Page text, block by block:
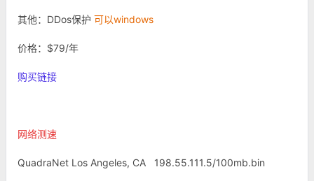
其他：DDos保护 可以windows
价格：$79/年
购买链接
网络测速
QuadraNet Los Angeles, CA 198.55.111.5/100mb.bin